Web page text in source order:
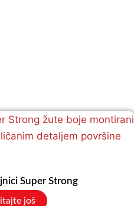
Super Strong
još